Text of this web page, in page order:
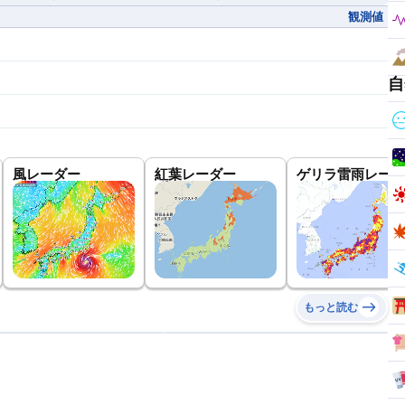
観測値
風レーダー 紅葉レーダー ゲリラ雷雨レー
もっと読む